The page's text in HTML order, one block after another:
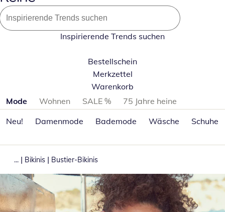
Inspirierende Trends suchen
Bestellschein
Merkzettel
Warenkorb
Produktkategorien überspringen
Mode Wohnen SALE %
75 Jahre heine
Neu!
Damenmode Bademode Wäsche Schuhe
... | Bikinis | Bustier-Bikinis